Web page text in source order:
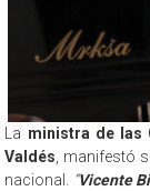
La ministra de las
Valdés , manifestó
nacional.
“Vicente